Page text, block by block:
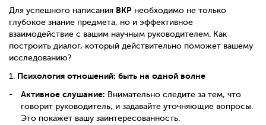
Для успешного написания ВКР необходимо не только
глубокое знание предмета, но и эффективное
взаимодействие с вашим научным руководителем. Как
построить диалог, который действительно поможет вашему
исследованию?
1. Психология отношений: быть на одной волне
Активное слушание: Внимательно следите за тем, что
говорит руководитель, и задавайте уточняющие вопросы.
Это покажет вашу заинтересованность.